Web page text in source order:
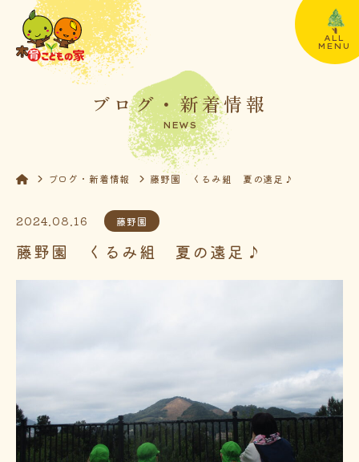
ALL
MENU
ブログ・新着情報
NEWS
ブログ・新着情報 藤野園 くるみ組 夏の遠足♪
2024.08.16 藤野園
藤野園 くるみ組 夏の遠足♪